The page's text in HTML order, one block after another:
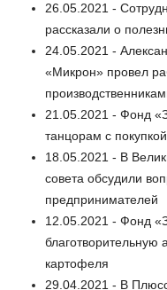
26.05.2021 -
рассказали о
24.05.2021 -
«Микрон» провел
21.05.2021 - Фонд
танцорам с
18.05.2021 - В
совета обсудили
предпринимателей
12.05.2021 - Фонд
благотворительную
картофеля
29.04.2021 - В